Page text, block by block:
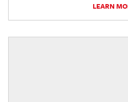
LEARN